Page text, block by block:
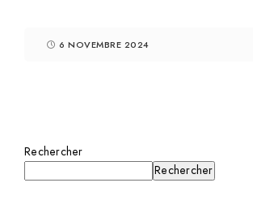
6 NOVEMBRE 2024
Rechercher
Rechercher